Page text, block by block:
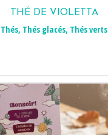
THÉ DE VIOLETTA
Thés, Thés glacés, Thés verts